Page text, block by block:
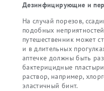
Дезинфицирующие и
На случай порезов,
подобных
путешественник может
и в длительных
аптечке должны быть
бактерицидные
раствор, например,
эластичный бинт.